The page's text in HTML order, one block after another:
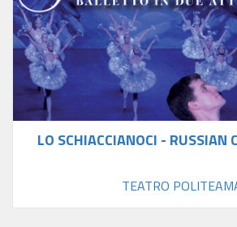
LO SCHIACCIANOCI - RUSSIAN
TEATRO